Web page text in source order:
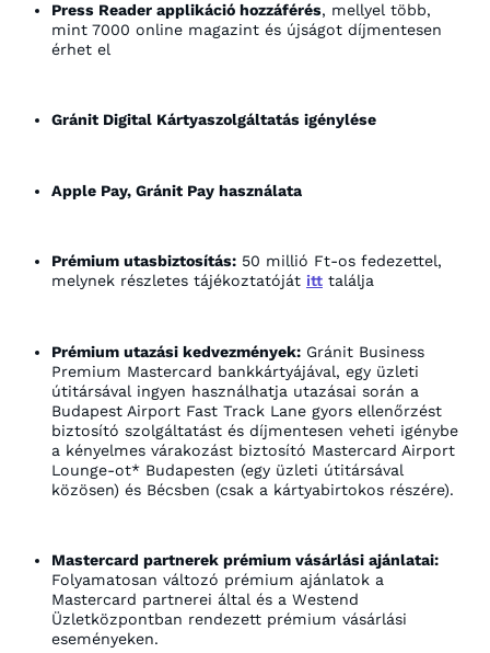
Press Reader applikáció hozzáférés, mellyel több,
mint 7000 online magazint és újságot díjmentesen
érhet el
Gránit Digital Kártyaszolgáltatás igénylése
Apple Pay, Gránit Pay használata
Prémium utasbiztosítás: 50 millió Ft-os fedezettel,
melynek részletes tájékoztatóját itt találja
Prémium utazási kedvezmények: Gránit Business
Premium Mastercard bankkártyájával, egy üzleti
útitársával ingyen használhatja utazásai során a
Budapest Airport Fast Track Lane gyors ellenőrzést
biztosító szolgáltatást és díjmentesen veheti igénybe
a kényelmes várakozást biztosító Mastercard Airport
Lounge-ot* Budapesten (egy üzleti útitársával
közösen) és Bécsben (csak a kártyabirtokos részére).
Mastercard partnerek prémium vásárlási ajánlatai:
Folyamatosan változó prémium ajánlatok a
Mastercard partnerei által és a Westend
Üzletközpontban rendezett prémium vásárlási
eseményeken.